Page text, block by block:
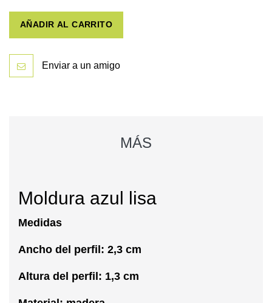
AÑADIR AL CARRITO
Enviar a un amigo
MÁS
Moldura azul lisa
Medidas
Ancho del perfil: 2,3 cm
Altura del perfil: 1,3 cm